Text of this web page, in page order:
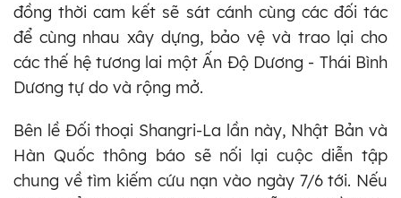
đồng thời cam kết sẽ sát cánh cùng các đối tác
để cùng nhau xây dựng, bảo vệ và trao lại cho
các thế hệ tương lai một Ấn Độ Dương - Thái Bình
Dương tự do và rộng mở.
Bên lề Đối thoại Shangri-La lần này, Nhật Bản và
Hàn Quốc thông báo sẽ nối lại cuộc diễn tập
chung về tìm kiếm cứu nạn vào ngày 7/6 tới. Nếu